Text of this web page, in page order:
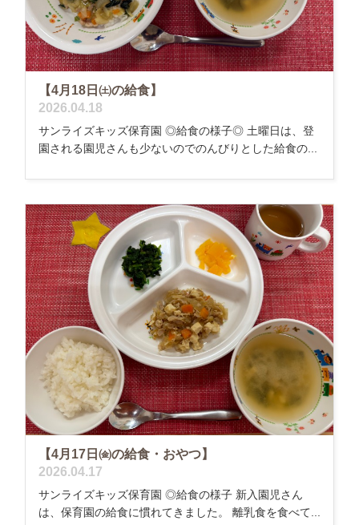
【4月18日㈯の給食】
2026.04.18
サンライズキッズ保育園 ◎給食の様子◎ 土曜日は、登
園される園児さんも少ないのでのんびりとした給食の...
【4月17日㈮の給食・おやつ】
2026.04.17
サンライズキッズ保育園 ◎給食の様子 新入園児さん
は、保育園の給食に慣れてきました。 離乳食を食べて...